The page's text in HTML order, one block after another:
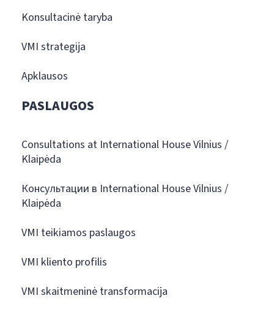
Konsultacinė taryba
VMI strategija
Apklausos
PASLAUGOS
Consultations at International House Vilnius /
Klaipėda
Консультации в International House Vilnius /
Klaipėda
VMI teikiamos paslaugos
VMI kliento profilis
VMI skaitmeninė transformacija